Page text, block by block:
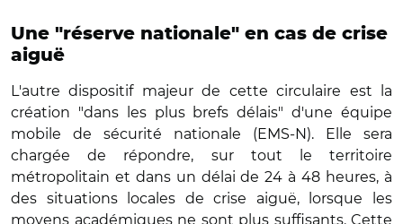
Une "réserve nationale" en cas de crise
aiguë
L'autre dispositif majeur de cette circulaire est la
création "dans les plus brefs délais" d'une équipe
mobile de sécurité nationale (EMS-N). Elle sera
chargée de répondre, sur tout le territoire
métropolitain et dans un délai de 24 à 48 heures, à
des situations locales de crise aiguë, lorsque les
moyens académiques ne sont plus suffisants. Cette